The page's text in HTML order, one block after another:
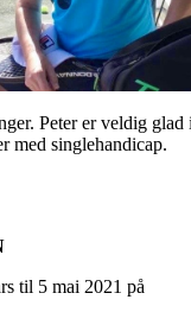
Peter er veldig glad
med
til 5 mai 2021 på